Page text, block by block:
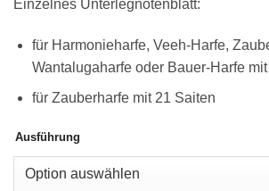
Einzelnes Unterlegnotenblatt:
für Harmonieharfe, Veeh-Harfe,
Wantalugaharfe oder Bauer-Harfe
für Zauberharfe mit 21 Saiten
Ausführung